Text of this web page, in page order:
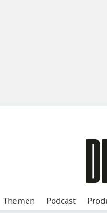
Themen Podcast